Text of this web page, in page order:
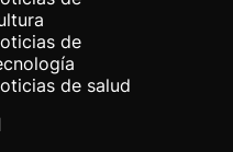
de
de salud